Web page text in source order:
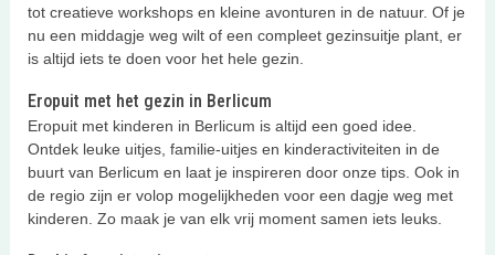
tot creatieve workshops en kleine avonturen in de natuur. Of je
nu een middagje weg wilt of een compleet gezinsuitje plant, er
is altijd iets te doen voor het hele gezin.
Eropuit met het gezin in Berlicum
Eropuit met kinderen in Berlicum is altijd een goed idee.
Ontdek leuke uitjes, familie-uitjes en kinderactiviteiten in de
buurt van Berlicum en laat je inspireren door onze tips. Ook in
de regio zijn er volop mogelijkheden voor een dagje weg met
kinderen. Zo maak je van elk vrij moment samen iets leuks.